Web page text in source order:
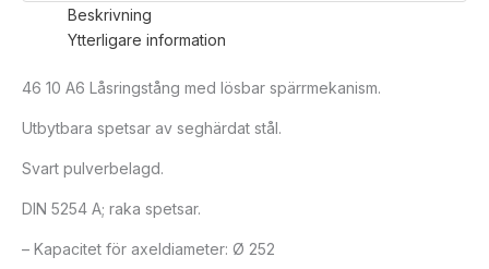
Beskrivning
Ytterligare information
46 10 A6 Låsringstång med lösbar spärrmekanism.
Utbytbara spetsar av seghärdat stål.
Svart pulverbelagd.
DIN 5254 A; raka spetsar.
– Kapacitet för axeldiameter: Ø 252